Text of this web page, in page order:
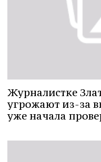
Журналистке
угрожают из-за
уже начала